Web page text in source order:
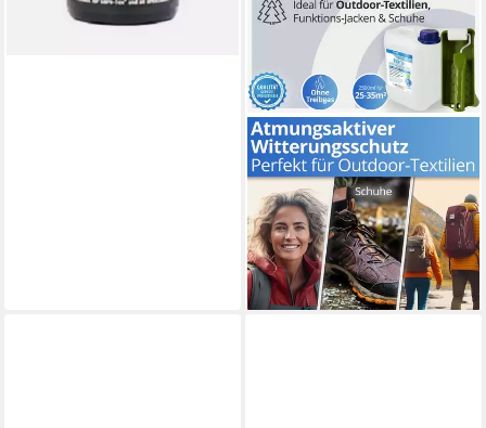
NANOPROTECT
Textilimprägnierung
Imprägnierspray
59,95 €
(23,98 €/ 1 l)
lieferbar - in 2-3 Werktagen bei dir